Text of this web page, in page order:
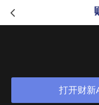
打开财新